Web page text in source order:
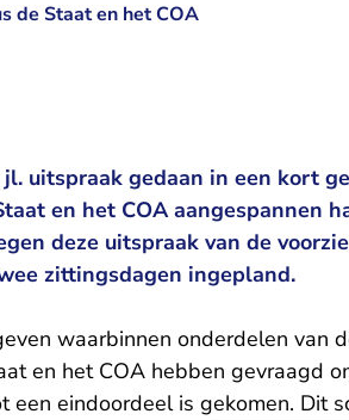
de Staat en het COA
uitspraak gedaan in een kort
en het COA aangespannen
deze uitspraak van de
zittingsdagen ingepland.
waarbinnen onderdelen van
en het COA hebben gevraagd
eindoordeel is gekomen. Dit